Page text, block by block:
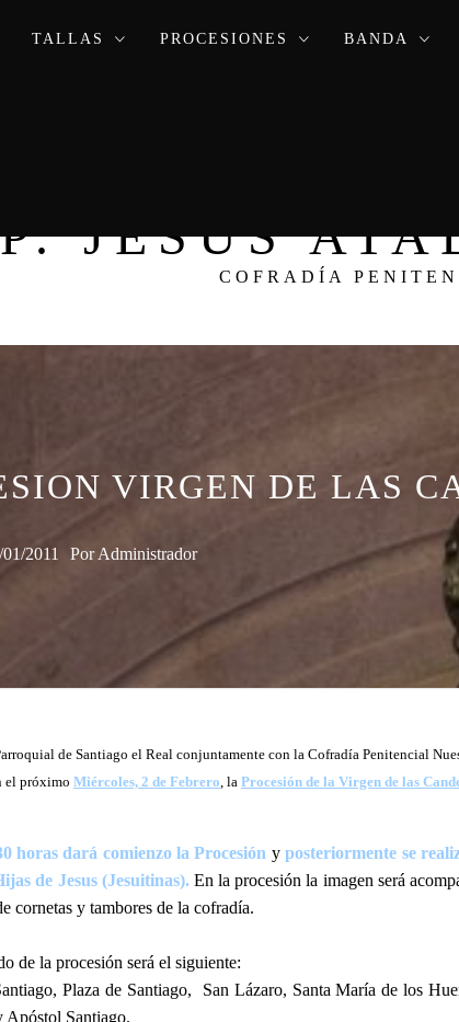
TALLAS PROCESIONES BANDA
JESÚS
COFRADÍA
VIRGEN DE LAS
2011 PorAdministrador
de Santiago el Real conjuntamente con la Cofradía Penitencial
el próximo Miércoles, 2 de Febrero, la Procesión de la Virgen de las
horas dará comienzo la Procesión yposteriormente se
de Jesus (Jesuitinas).En la procesión la imagen será
cornetas y tambores de la cofradía.
de la procesión será el siguiente:
Plaza de Santiago,
San Lázaro, Santa María de los
Apóstol Santiago.